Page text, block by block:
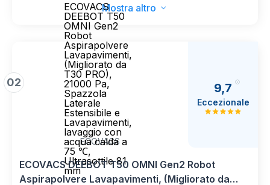
Mostra altro
02
ECOVACS
DEEBOT T50
OMNI Gen2
Robot
Aspirapolvere
Lavapavimenti,
(Migliorato da
T30 PRO),
21000 Pa,
Spazzola
Laterale
Estensibile e
Lavapavimenti,
lavaggio con
acqua calda a
75 ℃,
Ultrasottile 81
mm
ECOVACS
9,7
Eccezionale
ECOVACS DEEBOT T50 OMNI Gen2 Robot
Aspirapolvere Lavapavimenti, (Migliorato da